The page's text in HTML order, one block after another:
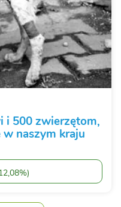
i 500 zwierzętom,
w naszym kraju
)